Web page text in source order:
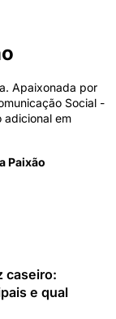
Apaixonada por
Social -
adicional em
Paixão
caseiro:
e qual